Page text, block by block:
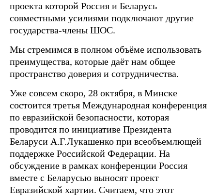
проекта которой Россия и Беларусь
совместными усилиями подключают другие
государства-члены ШОС.
Мы стремимся в полном объёме использовать
преимущества, которые даёт нам общее
пространство доверия и сотрудничества.
Уже совсем скоро, 28 октября, в Минске
состоится третья Международная конференция
по евразийской безопасности, которая
проводится по инициативе Президента
Беларуси А.Г.Лукашенко при всеобъемлющей
поддержке Российской Федерации. На
обсуждение в рамках конференции Россия
вместе с Беларусью выносят проект
Евразийской хартии. Считаем, что этот